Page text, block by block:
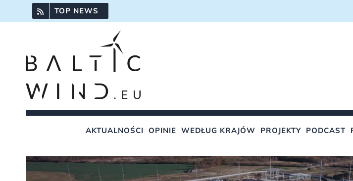
do
TOP NEWS
AKTUALNOŚCI OPINIE WEDŁUG KRAJÓW PROJEKTY PODCAST
Pokaż
większy